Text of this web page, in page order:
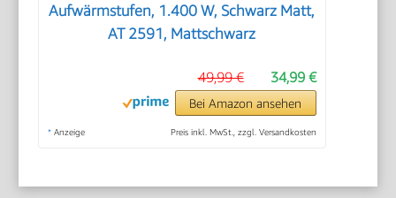
Aufwärmstufen, 1.400 W, Schwarz Matt,
AT 2591, Mattschwarz
34,99 €
49,99 €
Bei Amazon ansehen
* Anzeige Preis inkl. MwSt., zzgl. Versandkosten